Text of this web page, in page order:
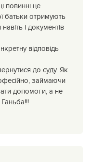
повинні це
батьки отримують
і документів
відповідь
до суду. Як
займаючи
допомоги, а не
Ганьба!!!